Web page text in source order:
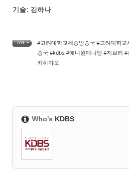
기술: 김하나
TAG •
#고려대학교세종방송국 #고려대학
송국 #kdbs #애니원애니띵 #지브리
키하야오
Who's KDBS